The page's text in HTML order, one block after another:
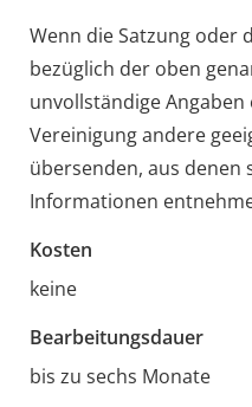
Wenn die Satzung oder
bezüglich der oben
unvollständige
Vereinigung andere
übersenden, aus
Informationen
Kosten
keine
Bearbeitungsdauer
bis zu sechs Monate